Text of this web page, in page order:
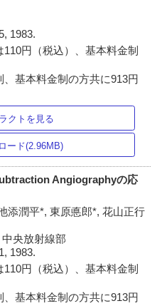
1983.
円（税込）、基本料金制
基本料金制の方共に913円
クトを見る
ード(2.96MB)
Angiographyの応
添潤平*, 東原悳郎*, 花山正行
央放射線部
1983.
円（税込）、基本料金制
基本料金制の方共に913円